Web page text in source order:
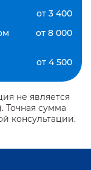
от 3 400
от 8 000
от 4 500
не является
Точная сумма
консультации.